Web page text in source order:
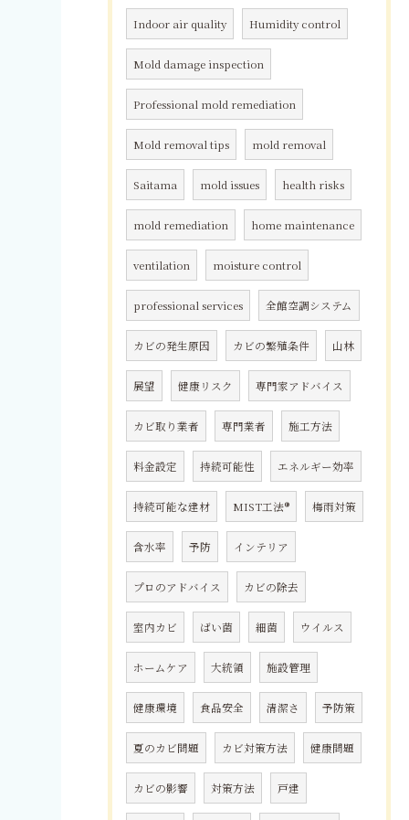
Indoor air quality Humidity control
Mold damage inspection
Professional mold remediation
Mold removal tips mold removal
Saitama mold issues health risks
mold remediation home maintenance
ventilation moisture control
professional services 全館空調システム
カビの発生原因 カビの繁殖条件 山林
展望 健康リスク 専門家アドバイス
カビ取り業者 専門業者 施工方法
料金設定 持続可能性 エネルギー効率
持続可能な建材 MIST工法® 梅雨対策
含水率 予防 インテリア
プロのアドバイス カビの除去
室内カビ ばい菌 細菌 ウイルス
ホームケア 大統領 施設管理
健康環境 食品安全 清潔さ 予防策
夏のカビ問題 カビ対策方法 健康問題
カビの影響 対策方法 戸建